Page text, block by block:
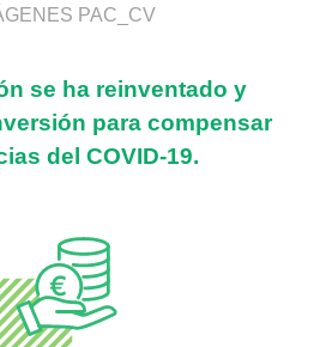
se ha reinventado y
para compensar
del COVID-19.
PAC_CV